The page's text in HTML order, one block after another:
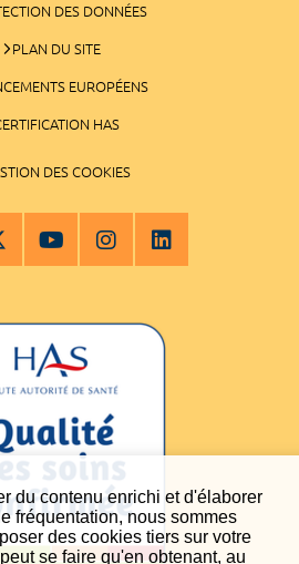
du contenu enrichi et d'élaborer
fréquentation, nous sommes
des cookies tiers sur votre
se faire qu'en obtenant, au
DES DONNÉES
PLAN DU SITE
EUROPÉENS
HAS
DES COOKIES